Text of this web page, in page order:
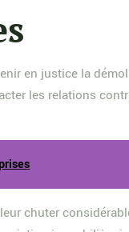
en justice la
les relations
chuter